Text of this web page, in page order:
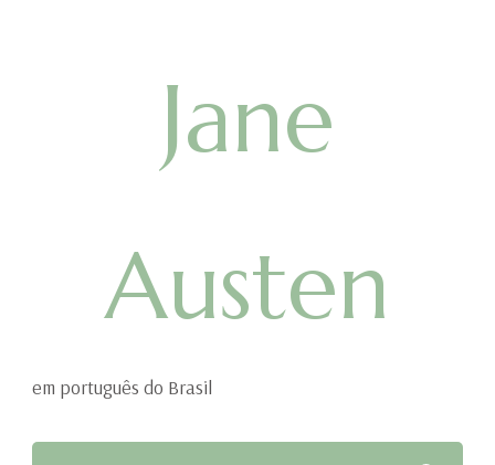
Jane
Austen
em português do Brasil